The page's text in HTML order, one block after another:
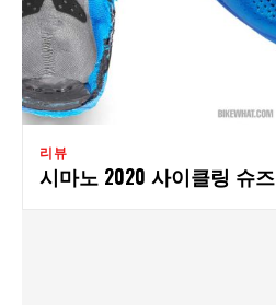
리뷰
시마노 2020 사이클링 슈즈